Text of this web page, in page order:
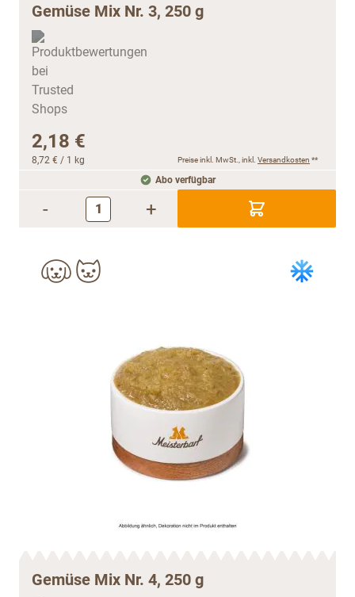
Gemüse Mix Nr. 3, 250 g
2,18 €
8,72 € / 1 kg Preise inkl. MwSt., inkl. Versandkosten **
Abo verfügbar
- +
Gemüse Mix Nr. 4, 250 g